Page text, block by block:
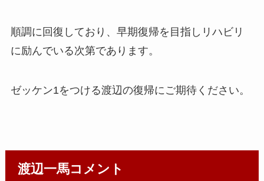
順調に回復しており、早期復帰を目指しリハビリ
に励んでいる次第であります。
ゼッケン1をつける渡辺の復帰にご期待ください。
渡辺一馬コメント